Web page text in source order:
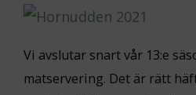
Vi avslutar snart vår 13:e
matservering. Det är rätt